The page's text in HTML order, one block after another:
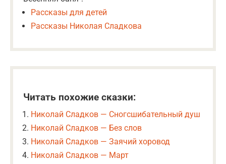
Рассказы для детей
Рассказы Николая Сладкова
Читать похожие сказки:
Николай Сладков — Сногсшибательный душ
Николай Сладков — Без слов
Николай Сладков — Заячий хоровод
Николай Сладков — Март